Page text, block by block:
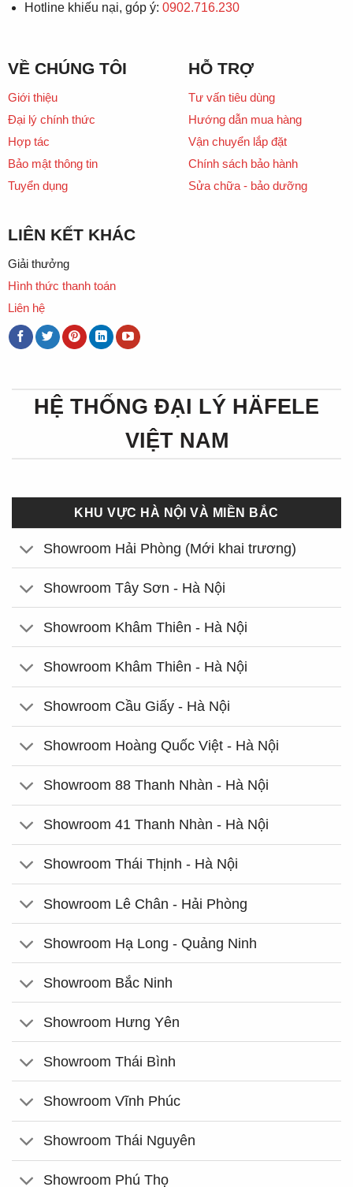
Hotline khiếu nại, góp ý: 0902.716.230
VỀ CHÚNG TÔI
Giới thiệu
Đại lý chính thức
Hợp tác
Bảo mật thông tin
Tuyển dụng
HỖ TRỢ
Tư vấn tiêu dùng
Hướng dẫn mua hàng
Vận chuyển lắp đặt
Chính sách bảo hành
Sửa chữa - bảo dưỡng
LIÊN KẾT KHÁC
Giải thưởng
Hình thức thanh toán
Liên hệ
HỆ THỐNG ĐẠI LÝ HÄFELE
VIỆT NAM
KHU VỰC HÀ NỘI VÀ MIỀN BẮC
Showroom Hải Phòng (Mới khai trương)
Showroom Tây Sơn - Hà Nội
Showroom Khâm Thiên - Hà Nội
Showroom Khâm Thiên - Hà Nội
Showroom Cầu Giấy - Hà Nội
Showroom Hoàng Quốc Việt - Hà Nội
Showroom 88 Thanh Nhàn - Hà Nội
Showroom 41 Thanh Nhàn - Hà Nội
Showroom Thái Thịnh - Hà Nội
Showroom Lê Chân - Hải Phòng
Showroom Hạ Long - Quảng Ninh
Showroom Bắc Ninh
Showroom Hưng Yên
Showroom Thái Bình
Showroom Vĩnh Phúc
Showroom Thái Nguyên
Showroom Phú Thọ